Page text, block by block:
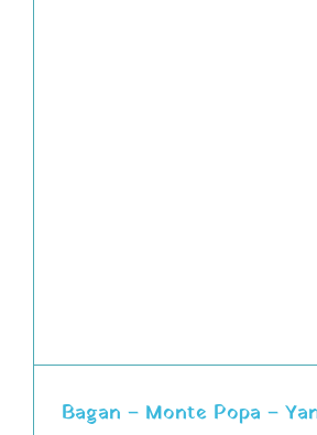
Bagan – Monte Popa –